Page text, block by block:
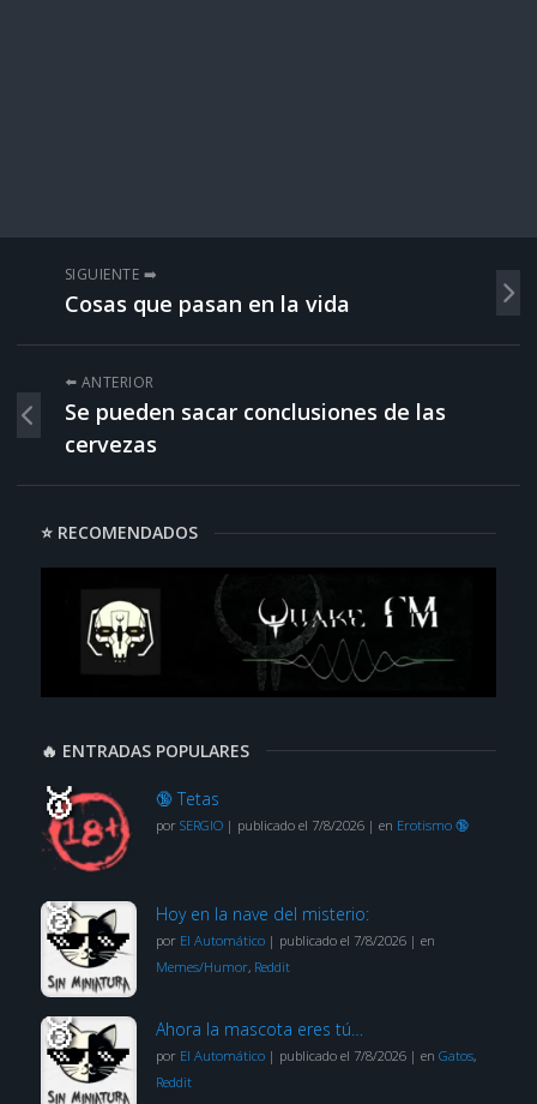
SIGUIENTE ➡️
Cosas que pasan en la vida
⬅️ ANTERIOR
Se pueden sacar conclusiones de las
cervezas
⭐ RECOMENDADOS
🔥 ENTRADAS POPULARES
🔞 Tetas
por SERGIO| publicado el 7/8/2026| en Erotismo 🔞
Hoy en la nave del misterio:
por El Automático| publicado el 7/8/2026| en
Memes/Humor, Reddit
Ahora la mascota eres tú…
por El Automático| publicado el 7/8/2026| en Gatos,
Reddit